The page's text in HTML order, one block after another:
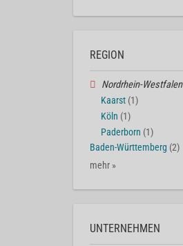
REGION
Nordrhein-Westfalen
Kaarst (1)
Köln (1)
Paderborn (1)
Baden-Württemberg (2)
mehr »
UNTERNEHMEN